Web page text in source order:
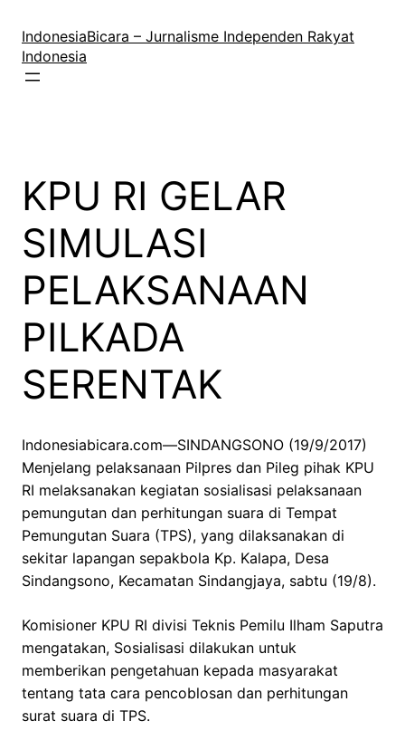
konten
IndonesiaBicara – Jurnalisme Independen Rakyat
Indonesia
KPU RI GELAR
SIMULASI
PELAKSANAAN
PILKADA
SERENTAK
Indonesiabicara.com—SINDANGSONO (19/9/2017)
Menjelang pelaksanaan Pilpres dan Pileg pihak KPU
RI melaksanakan kegiatan sosialisasi pelaksanaan
pemungutan dan perhitungan suara di Tempat
Pemungutan Suara (TPS), yang dilaksanakan di
sekitar lapangan sepakbola Kp. Kalapa, Desa
Sindangsono, Kecamatan Sindangjaya, sabtu (19/8).
Komisioner KPU RI divisi Teknis Pemilu Ilham Saputra
mengatakan, Sosialisasi dilakukan untuk
memberikan pengetahuan kepada masyarakat
tentang tata cara pencoblosan dan perhitungan
surat suara di TPS.